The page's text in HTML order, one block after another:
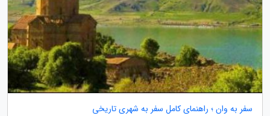
سفر به وان ؛ راهنمای کامل سفر به شهری تاریخی